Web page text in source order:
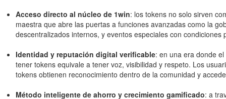
Acceso directo al núcleo de 1win: los tokens no solo sirven
maestra que abre las puertas a funciones avanzadas como la
descentralizados internos, y eventos especiales con condiciones
Identidad y reputación digital verificable: en una era donde
tener tokens equivale a tener voz, visibilidad y respeto. Los
tokens obtienen reconocimiento dentro de la comunidad y
Método inteligente de ahorro y crecimiento gamificado: a